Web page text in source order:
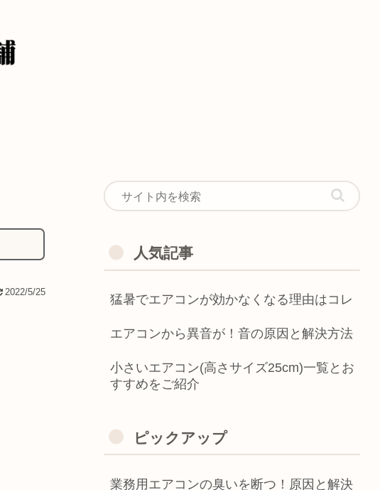
2022/5/25
人気記事
猛暑でエアコンが効かなくなる理由はコレ
エアコンから異音が！音の原因と解決方法
小さいエアコン(高さサイズ25cm)一覧とお
すすめをご紹介
ピックアップ
業務用エアコンの臭いを断つ！原因と解決